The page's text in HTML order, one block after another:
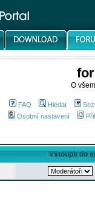
O
FAQ Hledat
Osobní nastavení
Vstoupit do